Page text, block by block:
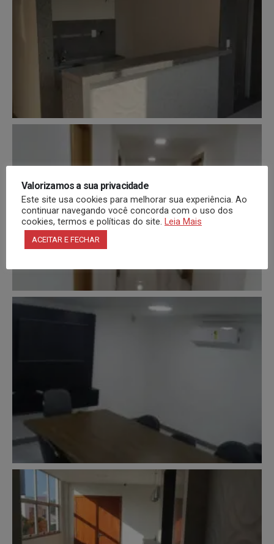
Valorizamos a sua privacidade
Este site usa cookies para melhorar sua experiência. Ao
continuar navegando você concorda com o uso dos
cookies, termos e políticas do site. Leia Mais
ACEITAR E FECHAR